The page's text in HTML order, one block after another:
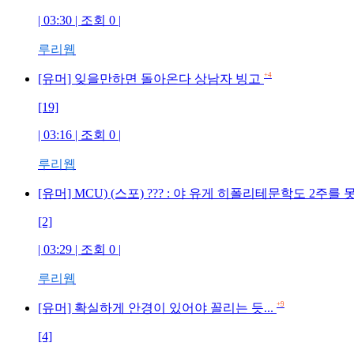
| 03:30 | 조회 0 |
루리웹
[유머] 잊을만하면 돌아온다 상남자 빙고 +4
[19]
| 03:16 | 조회 0 |
루리웹
[유머] MCU) (스포) ??? : 야 유게 히폴리테문학도 2주를
[2]
| 03:29 | 조회 0 |
루리웹
[유머] 확실하게 안경이 있어야 꼴리는 듯... +9
[4]